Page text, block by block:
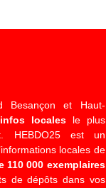
Besançon et Haut-
localesle plus
HEBDO25 est un
locales de
110 000 exemplaires
de dépôts dans vos